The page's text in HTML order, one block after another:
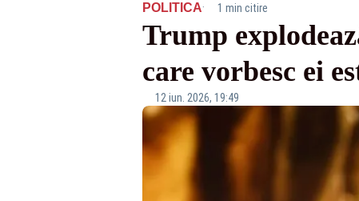
POLITICA· 1 min citire
Trump
care vorbesc ei
12 iun. 2026, 19:49